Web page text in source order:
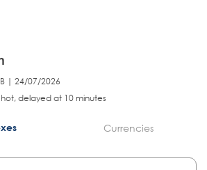
| 24/07/2026
delayed at 10 minutes
Currencies